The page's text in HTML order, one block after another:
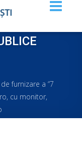
furnizare a “7
cu monitor,